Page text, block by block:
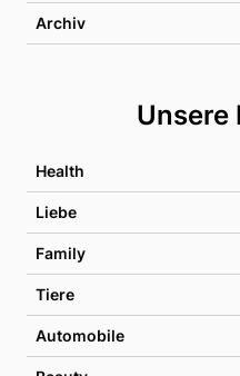
Archiv
Unsere
Health
Liebe
Family
Tiere
Automobile